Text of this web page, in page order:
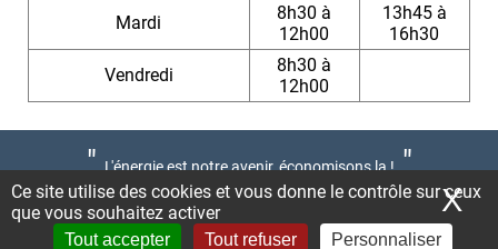
Mardi
8h30 à
12h00
13h45 à
16h30
Vendredi
8h30 à
12h00
"L'énergie est notre avenir, économisons la !"
© Régie Communale de Montdidier - 2025 -
Mentions légales
Ce site utilise des cookies et vous donne le contrôle sur ceux
que vous souhaitez activer
Tout accepter Tout refuser Personnaliser
X